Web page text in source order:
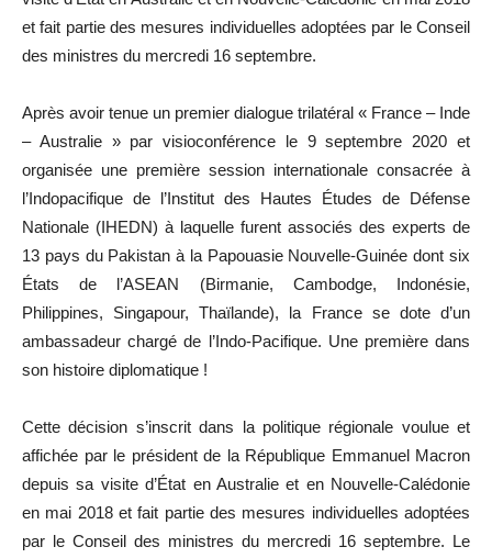
et fait partie des mesures individuelles adoptées par le Conseil
des ministres du mercredi 16 septembre.
Après avoir tenue un premier dialogue trilatéral « France – Inde
– Australie » par visioconférence le 9 septembre 2020 et
organisée une première session internationale consacrée à
l’Indopacifique de l’Institut des Hautes Études de Défense
Nationale (IHEDN) à laquelle furent associés des experts de
13 pays du Pakistan à la Papouasie Nouvelle-Guinée dont six
États de l’ASEAN (Birmanie, Cambodge, Indonésie,
Philippines, Singapour, Thaïlande), la France se dote d’un
ambassadeur chargé de l’Indo-Pacifique. Une première dans
son histoire diplomatique !
Cette décision s’inscrit dans la politique régionale voulue et
affichée par le président de la République Emmanuel Macron
depuis sa visite d’État en Australie et en Nouvelle-Calédonie
en mai 2018 et fait partie des mesures individuelles adoptées
par le Conseil des ministres du mercredi 16 septembre. Le